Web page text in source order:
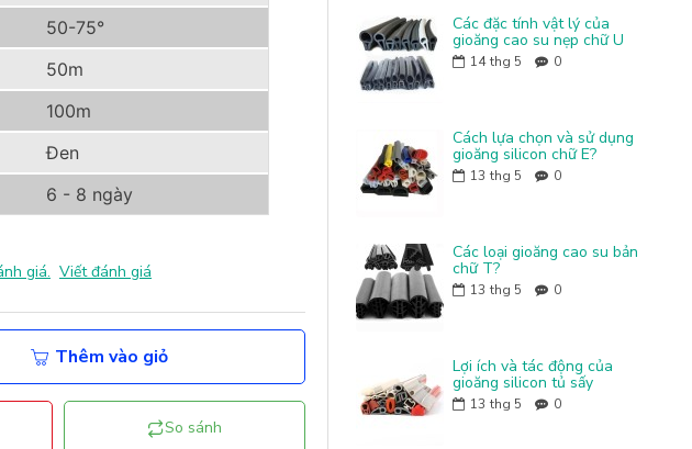
50-75°
50m
100m
Đen
6 - 8 ngày
giá. Viết đánh giá
Thêm vào giỏ
So sánh
Các đặc tính vật lý của
gioăng cao su nẹp chữ U
14 thg 5 0
Cách lựa chọn và sử dụng
gioăng silicon chữ E?
13 thg 5 0
Các loại gioăng cao su bản
chữ T?
13 thg 5 0
Lợi ích và tác động của
gioăng silicon tủ sấy
13 thg 5 0